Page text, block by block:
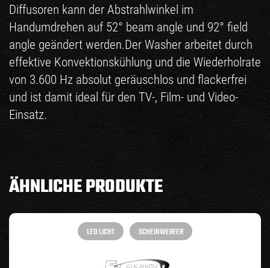
Diffusoren kann der Abstrahlwinkel im
Handumdrehen auf 52° beam angle und 92° field
angle geändert werden.Der Washer arbeitet durch
effektive Konvektionskühlung und die Wiederholrate
von 3.600 Hz absolut geräuschlos und flackerfrei
und ist damit ideal für den TV-, Film- und Video-
Einsatz.
ÄHNLICHE PRODUKTE
LED LICHT SCHEINWERFER